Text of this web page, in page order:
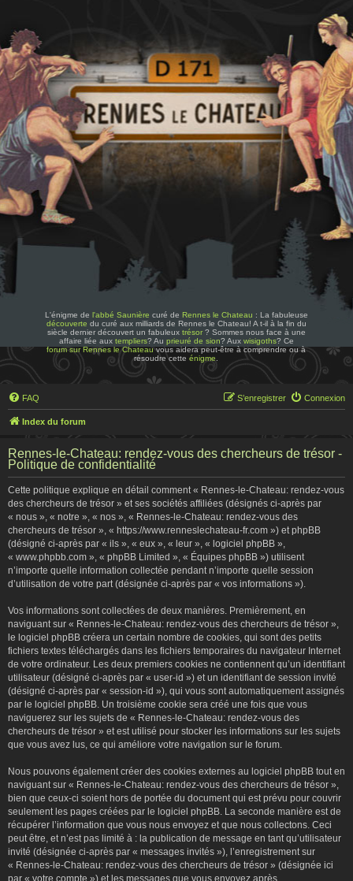
L'énigme de l'abbé Saunière curé de Rennes le Chateau : La fabuleuse
découverte du curé aux milliards de Rennes le Chateau! A t-il à la fin du
siècle dernier découvert un fabuleux trésor? Sommes nous face à une
affaire liée aux templiers? Au prieuré de sion? Aux wisigoths? Ce
forum sur Rennes le Chateauvous aidera peut-être à comprendre ou à
résoudre cetteénigme
FAQ Connexion
S’enregistrer
Index du forum
Rennes-le-Chateau: rendez-vous des chercheurs de trésor -
Politique de confidentialité
Cette politique explique en détail comment « Rennes-le-Chateau: rendez-vous
des chercheurs de trésor » et ses sociétés affiliées (désignés ci-après par
« nous », « notre », « nos », « Rennes-le-Chateau: rendez-vous des
chercheurs de trésor », « https://www.renneslechateau-fr.com ») et phpBB
(désigné ci-après par « ils », « eux », « leur », « logiciel phpBB »,
« www.phpbb.com », « phpBB Limited », « Équipes phpBB ») utilisent
n’importe quelle information collectée pendant n’importe quelle session
d’utilisation de votre part (désignée ci-après par « vos informations »).
Vos informations sont collectées de deux manières. Premièrement, en
naviguant sur « Rennes-le-Chateau: rendez-vous des chercheurs de trésor »,
le logiciel phpBB créera un certain nombre de cookies, qui sont des petits
fichiers textes téléchargés dans les fichiers temporaires du navigateur Internet
de votre ordinateur. Les deux premiers cookies ne contiennent qu’un identifiant
utilisateur (désigné ci-après par « user-id ») et un identifiant de session invité
(désigné ci-après par « session-id »), qui vous sont automatiquement assignés
par le logiciel phpBB. Un troisième cookie sera créé une fois que vous
naviguerez sur les sujets de « Rennes-le-Chateau: rendez-vous des
chercheurs de trésor » et est utilisé pour stocker les informations sur les sujets
que vous avez lus, ce qui améliore votre navigation sur le forum.
Nous pouvons également créer des cookies externes au logiciel phpBB tout en
naviguant sur « Rennes-le-Chateau: rendez-vous des chercheurs de trésor »,
bien que ceux-ci soient hors de portée du document qui est prévu pour couvrir
seulement les pages créées par le logiciel phpBB. La seconde manière est de
récupérer l’information que vous nous envoyez et que nous collectons. Ceci
peut être, et n’est pas limité à : la publication de message en tant qu’utilisateur
invité (désignée ci-après par « messages invités »), l’enregistrement sur
« Rennes-le-Chateau: rendez-vous des chercheurs de trésor » (désignée ici
par « votre compte ») et les messages que vous envoyez après